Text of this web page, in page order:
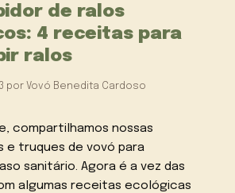
de ralos
4 receitas para
ralos
por Vovó Benedita Cardoso
compartilhamos nossas
e truques de vovó para
sanitário. Agora é a vez das
algumas receitas ecológicas